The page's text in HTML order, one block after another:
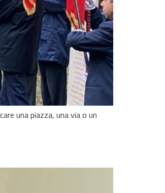
una piazza, una via o un